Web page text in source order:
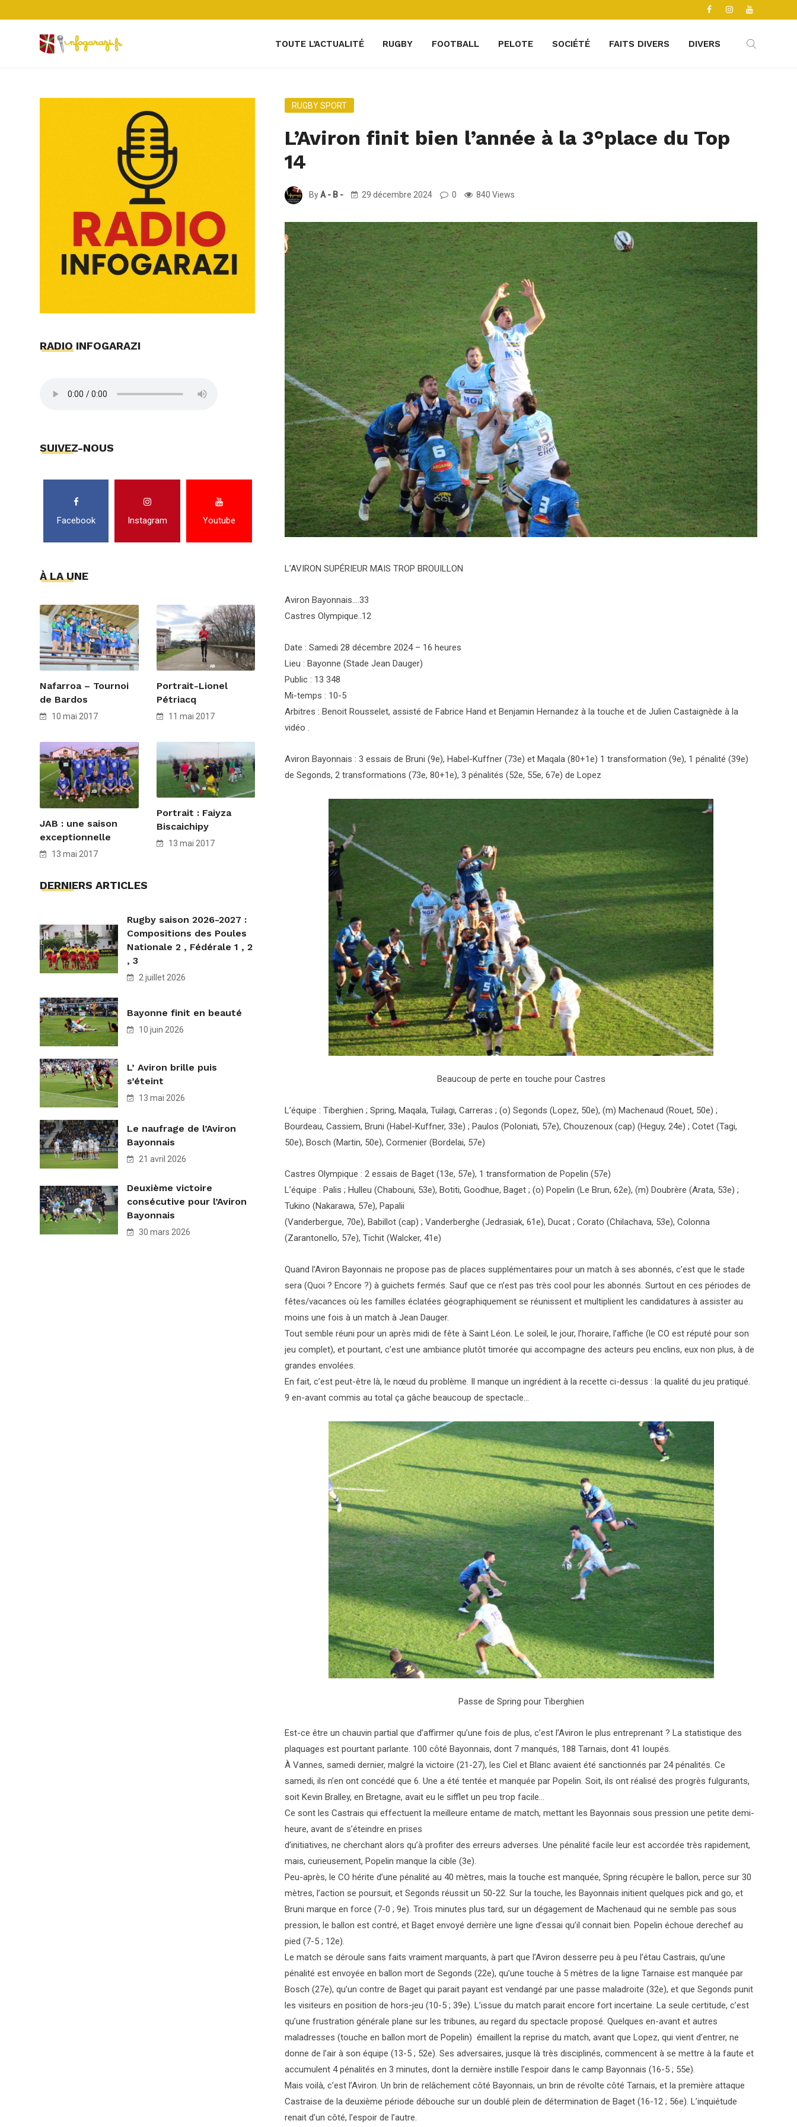
TOUTE L’ACTUALITÉ RUGBY FOOTBALL PELOTE SOCIÉTÉ FAITS DIVERS DIVERS
RUGBY SPORT
L’Aviron finit bien l’année à la 3°place du Top
14
ByA - B - 29 décembre 2024 0 840 Views
L’AVIRON SUPÉRIEUR MAIS TROP BROUILLON
Aviron Bayonnais….33
Castres Olympique..12
Date : Samedi 28 décembre 2024 – 16 heures
Lieu : Bayonne (Stade Jean Dauger)
Public : 13 348
Mi-temps : 10-5
Arbitres : Benoit Rousselet, assisté de Fabrice Hand et Benjamin Hernandez à la touche et de Julien Castaignède à la
vidéo .
Aviron Bayonnais : 3 essais de Bruni (9e), Habel-Kuffner (73e) et Maqala (80+1e) 1 transformation (9e), 1 pénalité (39e)
de Segonds, 2 transformations (73e, 80+1e), 3 pénalités (52e, 55e, 67e) de Lopez
Beaucoup de perte en touche pour Castres
L’équipe : Tiberghien ; Spring, Maqala, Tuilagi, Carreras ; (o) Segonds (Lopez, 50e), (m) Machenaud (Rouet, 50e) ;
Bourdeau, Cassiem, Bruni (Habel-Kuffner, 33e) ; Paulos (Poloniati, 57e), Chouzenoux (cap) (Heguy, 24e) ; Cotet (Tagi,
50e), Bosch (Martin, 50e), Cormenier (Bordelai, 57e)
Castres Olympique : 2 essais de Baget (13e, 57e), 1 transformation de Popelin (57e)
L’équipe : Palis ; Hulleu (Chabouni, 53e), Botiti, Goodhue, Baget ; (o) Popelin (Le Brun, 62e), (m) Doubrère (Arata, 53e) ;
Tukino (Nakarawa, 57e), Papalii
(Vanderbergue, 70e), Babillot (cap) ; Vanderberghe (Jedrasiak, 61e), Ducat ; Corato (Chilachava, 53e), Colonna
(Zarantonello, 57e), Tichit (Walcker, 41e)
Quand l’Aviron Bayonnais ne propose pas de places supplémentaires pour un match à ses abonnés, c’est que le stade
sera (Quoi ? Encore ?) à guichets fermés. Sauf que ce n’est pas très cool pour les abonnés. Surtout en ces périodes de
fêtes/vacances où les familles éclatées géographiquement se réunissent et multiplient les candidatures à assister au
moins une fois à un match à Jean Dauger.
Tout semble réuni pour un après midi de fête à Saint Léon. Le soleil, le jour, l’horaire, l’affiche (le CO est réputé pour son
jeu complet), et pourtant, c’est une ambiance plutôt timorée qui accompagne des acteurs peu enclins, eux non plus, à de
grandes envolées.
En fait, c’est peut-être là, le nœud du problème. Il manque un ingrédient à la recette ci-dessus : la qualité du jeu pratiqué.
9 en-avant commis au total ça gâche beaucoup de spectacle…
Passe de Spring pour Tiberghien
Est-ce être un chauvin partial que d’affirmer qu’une fois de plus, c’est l’Aviron le plus entreprenant ? La statistique des
plaquages est pourtant parlante. 100 côté Bayonnais, dont 7 manqués, 188 Tarnais, dont 41 loupés.
À Vannes, samedi dernier, malgré la victoire (21-27), les Ciel et Blanc avaient été sanctionnés par 24 pénalités. Ce
samedi, ils n’en ont concédé que 6. Une a été tentée et manquée par Popelin. Soit, ils ont réalisé des progrès fulgurants,
soit Kevin Bralley, en Bretagne, avait eu le sifflet un peu trop facile…
Ce sont les Castrais qui effectuent la meilleure entame de match, mettant les Bayonnais sous pression une petite demi-
heure, avant de s’éteindre en prises
d’initiatives, ne cherchant alors qu’à profiter des erreurs adverses. Une pénalité facile leur est accordée très rapidement,
mais, curieusement, Popelin manque la cible (3e).
Peu-après, le CO hérite d’une pénalité au 40 mètres, mais la touche est manquée, Spring récupère le ballon, perce sur 30
mètres, l’action se poursuit, et Segonds réussit un 50-22. Sur la touche, les Bayonnais initient quelques pick and go, et
Bruni marque en force (7-0 ; 9e). Trois minutes plus tard, sur un dégagement de Machenaud qui ne semble pas sous
pression, le ballon est contré, et Baget envoyé derrière une ligne d’essai qu’il connait bien. Popelin échoue derechef au
pied (7-5 ; 12e).
Le match se déroule sans faits vraiment marquants, à part que l’Aviron desserre peu à peu l’étau Castrais, qu’une
pénalité est envoyée en ballon mort de Segonds (22e), qu’une touche à 5 mètres de la ligne Tarnaise est manquée par
Bosch (27e), qu’un contre de Baget qui parait payant est vendangé par une passe maladroite (32e), et que Segonds punit
les visiteurs en position de hors-jeu (10-5 ; 39e). L’issue du match parait encore fort incertaine. La seule certitude, c’est
qu’une frustration générale plane sur les tribunes, au regard du spectacle proposé. Quelques en-avant et autres
maladresses (touche en ballon mort de Popelin) émaillent la reprise du match, avant que Lopez, qui vient d’entrer, ne
donne de l’air à son équipe (13-5 ; 52e). Ses adversaires, jusque là très disciplinés, commencent à se mettre à la faute et
accumulent 4 pénalités en 3 minutes, dont la dernière instille l’espoir dans le camp Bayonnais (16-5 ; 55e).
Mais voilà, c’est l’Aviron. Un brin de relâchement côté Bayonnais, un brin de révolte côté Tarnais, et la première attaque
Castraise de la deuxième période débouche sur un doublé plein de détermination de Baget (16-12 ; 56e). L’inquiétude
renait d’un côté, l’espoir de l’autre.
RADIO INFOGARAZI
SUIVEZ-NOUS
Facebook Instagram Youtube
À LA UNE
Nafarroa – Tournoi
de Bardos
10 mai 2017
Portrait-Lionel
Pétriacq
11 mai 2017
JAB : une saison
exceptionnelle
13 mai 2017
Portrait : Faiyza
Biscaichipy
13 mai 2017
DERNIERS ARTICLES
Rugby saison 2026-2027 :
Compositions des Poules
Nationale 2 , Fédérale 1 , 2
, 3
2 juillet 2026
Bayonne finit en beauté
10 juin 2026
L’ Aviron brille puis
s’éteint
13 mai 2026
Le naufrage de l’Aviron
Bayonnais
21 avril 2026
Deuxième victoire
consécutive pour l’Aviron
Bayonnais
30 mars 2026